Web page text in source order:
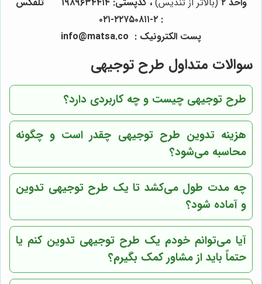
:
پست الکترونیک :
@matsa.co
سوالات متداول طرح توجیهی
طرح توجیهی چیست و چه کاربردی دارد؟
هزینه تدوین طرح توجیهی چقدر است و چگونه
محاسبه می‌شود؟
چه مدت طول می‌کشد تا یک طرح توجیهی تدوین
و آماده شود؟
آیا می‌توانم خودم یک طرح توجیهی تدوین کنم یا
حتماً باید از مشاور کمک بگیرم؟